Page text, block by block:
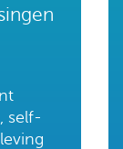
self-